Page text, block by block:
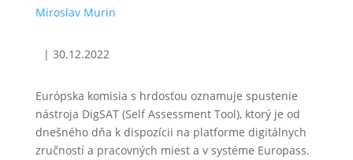
Miroslav Murin
| 30.12.2022
Európska komisia s hrdosťou oznamuje spustenie
nástroja DigSAT (Self Assessment Tool), ktorý je od
dnešného dňa k dispozícii na platforme digitálnych
zručností a pracovných miest a v systéme Europass.